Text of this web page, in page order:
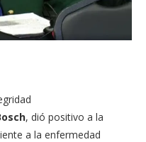
, dió positivo a la
a la enfermedad